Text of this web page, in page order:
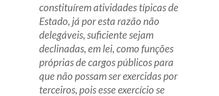
constituírem atividades típicas de
Estado, já por esta razão não
delegáveis, suficiente sejam
declinadas, em lei, como funções
próprias de cargos públicos para
que não possam ser exercidas por
terceiros, pois esse exercício se